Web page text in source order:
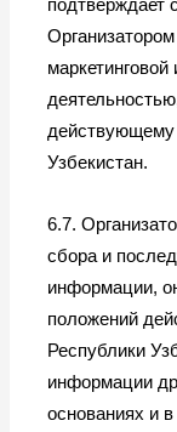
подтверждает
действующему
Узбекистан.
6.7.
сбора и
информации,
положений
Республики
информации
основаниях и